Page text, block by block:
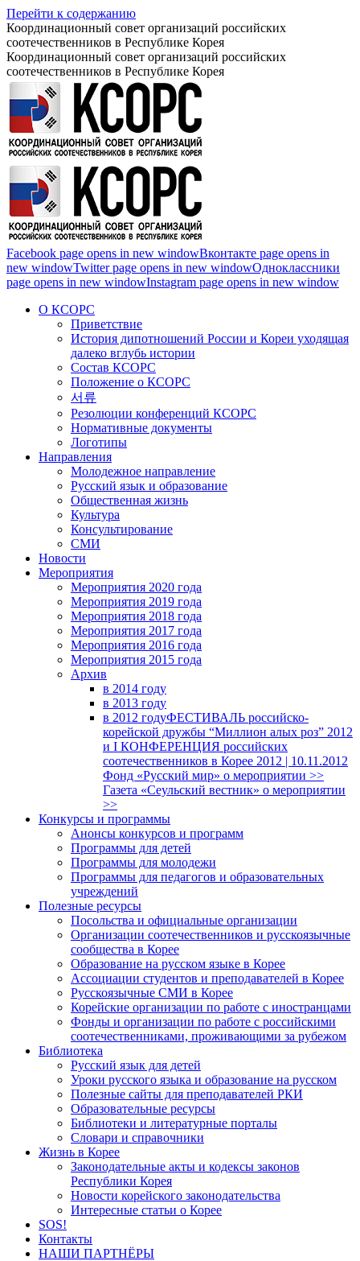
Перейти к содержанию
Координационный совет организаций российских
соотечественников в Республике Корея
Координационный совет организаций российских
соотечественников в Республике Корея
Facebook page opens in new windowВконтакте page opens in
new windowTwitter page opens in new windowОдноклассники
page opens in new windowInstagram page opens in new window
О КСОРС
Приветствие
История дипотношений России и Кореи уходящая
далеко вглубь истории
Состав КСОРС
Положение о КСОРС
서류
Резолюции конференций КСОРС
Нормативные документы
Логотипы
Направления
Молодежное направление
Русский язык и образование
Общественная жизнь
Культура
Консультирование
СМИ
Новости
Мероприятия
Мероприятия 2020 года
Мероприятия 2019 года
Мероприятия 2018 годa
Мероприятия 2017 года
Мероприятия 2016 года
Мероприятия 2015 года
Архив
в 2014 году
в 2013 году
в 2012 годуФЕСТИВАЛЬ российско-
корейской дружбы “Миллион алых роз” 2012
и I КОНФЕРЕНЦИЯ российских
соотечественников в Корее 2012 | 10.11.2012
Фонд «Русский мир» о мероприятии >>
Газета «Сеульский вестник» о мероприятии
>>
Конкурсы и программы
Анонсы конкурсов и программ
Программы для детей
Программы для молодежи
Программы для педагогов и образовательных
учреждений
Полезные ресурсы
Посольства и официальные организации
Организации соотечественников и русскоязычные
сообщества в Корее
Образование на русском языке в Корее
Ассоциации студентов и преподавателей в Корее
Русскоязычные СМИ в Корее
Корейские организации по работе с иностранцами
Фонды и организации по работе с российскими
соотечественниками, проживающими за рубежом
Библиотека
Русский язык для детей
Уроки русского языка и образование на русском
Полезные сайты для преподавателей РКИ
Образовательные ресурсы
Библиотеки и литературные порталы
Словари и справочники
Жизнь в Корее
Законодательные акты и кодексы законов
Республики Корея
Новости корейского законодательства
Интересные статьи о Корее
SOS!
Контакты
НАШИ ПАРТНЁРЫ